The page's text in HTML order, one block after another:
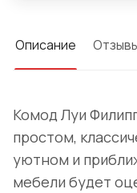
Описание
Комод Луи
простом,
уютном и
мебели будет